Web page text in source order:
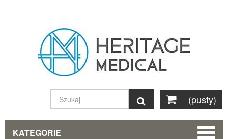
(pusty)
Szukaj
KATEGORIE